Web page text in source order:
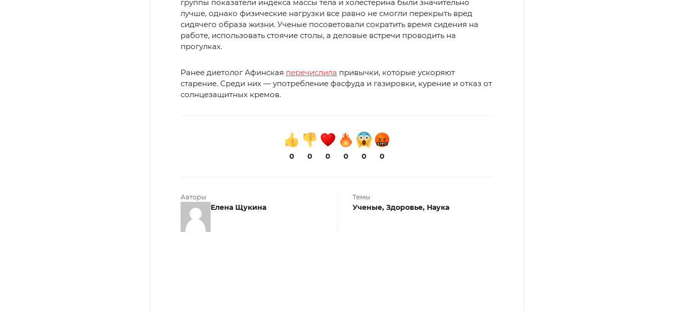
группы показатели индекса массы тела и холестерина были значительно
лучше, однако физические нагрузки все равно не смогли перекрыть вред
сидячего образа жизни. Ученые посоветовали сократить время сидения на
работе, использовать стоячие столы, а деловые встречи проводить на
прогулках.
Ранее диетолог Афинская перечислила привычки, которые ускоряют
старение. Среди них — употребление фасфуда и газировки, курение и отказ от
солнцезащитных кремов.
0 0 0 0 0 0
Авторы
Елена Щукина
Темы
Ученые, Здоровье, Наука